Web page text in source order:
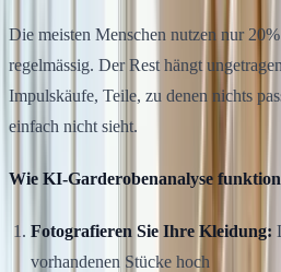
Die meisten Menschen nutzen nur
regelmässig. Der Rest hängt
Impulskäufe, Teile, zu denen nichts
einfach nicht sieht.
Wie KI-Garderobenanalyse
Fotografieren Sie Ihre Kleidung:
vorhandenen Stücke hoch